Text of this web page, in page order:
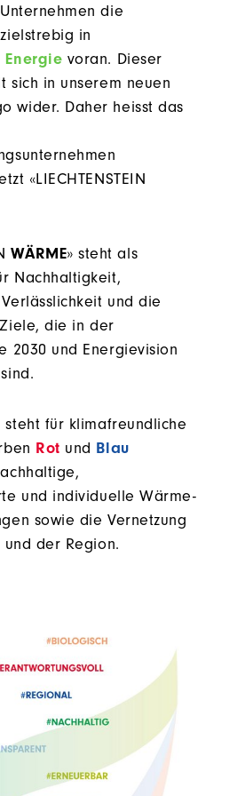
die
in
Energie voran. Dieser
sich in unserem neuen
wider. Daher heisst das
«LIECHTENSTEIN
WÄRME» steht als
Nachhaltigkeit,
und die
die in der
2030 und Energievision
steht für klimafreundliche
Rot und Blau
und individuelle Wärme-
sowie die Vernetzung
der Region.